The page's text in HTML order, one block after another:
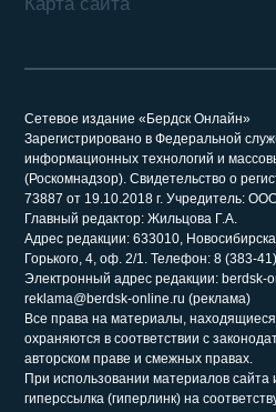
Карта сайта
Сетевое издание «Бердск Онлайн»
Зарегистрировано в Федеральной
информационных технологий и
(Роскомнадзор). Свидетельство о
73887 от 19.10.2018 г. Учредитель:
Главный редактор: Жильцова Г.А.
Адрес редакции: 633010,
Горького, 4, оф. 2/1. Телефон: 8 (383-
Электронный адрес редакции: berdsk-
reklama@berdsk-online.ru (реклама)
Все права на материалы,
охраняются в соответствии с
авторском праве и смежных правах.
При использовании материалов сайта
гиперссылка (гиперлинк) на